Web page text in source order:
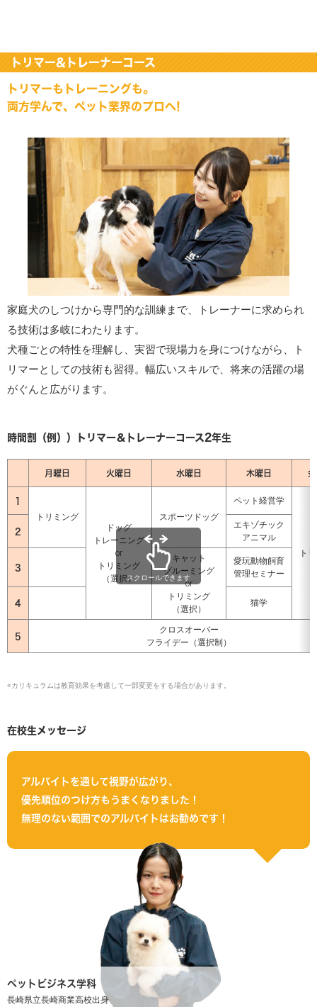
トリマー&トレーナーコース
トリマーもトレーニングも。
両方学んで、ペット業界のプロへ!
家庭犬のしつけから専門的な訓練まで、トレーナーに求められ
る技術は多岐にわたります。
犬種ごとの特性を理解し、実習で現場力を身につけながら、ト
リマーとしての技術も習得。幅広いスキルで、将来の活躍の場
がぐんと広がります。
時間割（例））トリマー＆トレーナーコース2年生
月曜日 火曜日 水曜日 木曜日
1
トリミング
ドッグ
トレーニング
or
トリミング
（選択）
スポーツドッグ
ペット経営学
ト
2
エキゾチック
アニマル
3
キャット
グルーミング
or
トリミング
（選択）
愛玩動物飼育
管理セミナー
4 猫学
5
クロスオーバー
フライデー（選択制）
スクロールできます
※カリキュラムは教育効果を考慮して一部変更をする場合があります。
在校生メッセージ
アルバイトを通して視野が広がり、
優先順位のつけ方もうまくなりました！
無理のない範囲でのアルバイトはお勧めです！
ペットビジネス学科
長崎県立長崎商業高校出身